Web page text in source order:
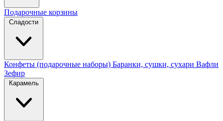
Подарочные корзины
Сладости
Конфеты (подарочные наборы) Баранки, сушки, сухари Вафли
Зефир
Карамель